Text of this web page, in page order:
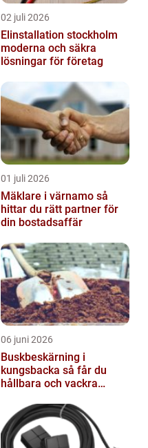
02 juli 2026
Elinstallation stockholm
moderna och säkra
lösningar för företag
01 juli 2026
Mäklare i värnamo så
hittar du rätt partner för
din bostadsaffär
06 juni 2026
Buskbeskärning i
kungsbacka så får du
hållbara och vackra